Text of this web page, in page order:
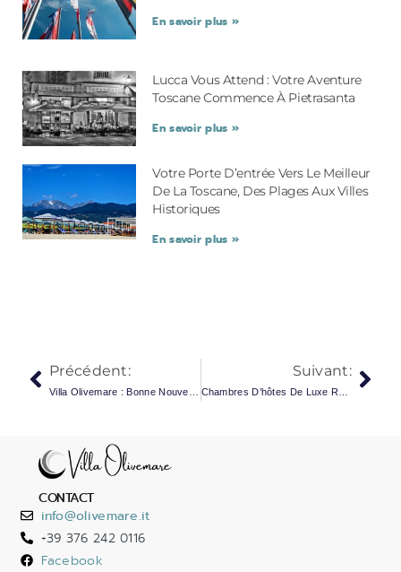
En savoir plus »
Lucca Vous Attend : Votre Aventure
Toscane Commence À Pietrasanta
En savoir plus »
Votre Porte D’entrée Vers Le Meilleur
De La Toscane, Des Plages Aux Villes
Historiques
En savoir plus »
Précédent: Suivant:
CONTACT
info@olivemare.it
+39 376 242 0116
Facebook